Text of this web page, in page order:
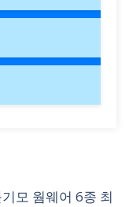
모 웜웨어 6종 최